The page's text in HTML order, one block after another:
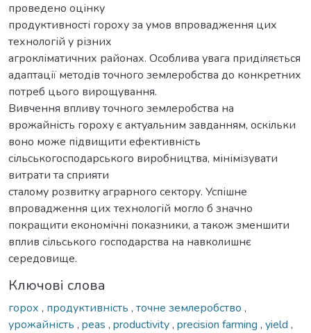
проведено оцінку
продуктивності гороху за умов впровадження цих
технологій у різних
агрокліматичних районах. Особлива увага приділяється
адаптації методів точного землеробства до конкретних
потреб цього вирощування.
Вивчення впливу точного землеробства на
врожайність гороху є актуальним завданням, оскільки
воно може підвищити ефективність
сільськогосподарського виробництва, мінімізувати
витрати та сприяти
сталому розвитку аграрного сектору. Успішне
впровадження цих технологій могло б значно
покращити економічні показники, а також зменшити
вплив сільського господарства на навколишнє
середовище.
Ключові слова
горох , продуктивність , точне землеробство ,
урожайність , peas , productivity, precision farming , yield ,